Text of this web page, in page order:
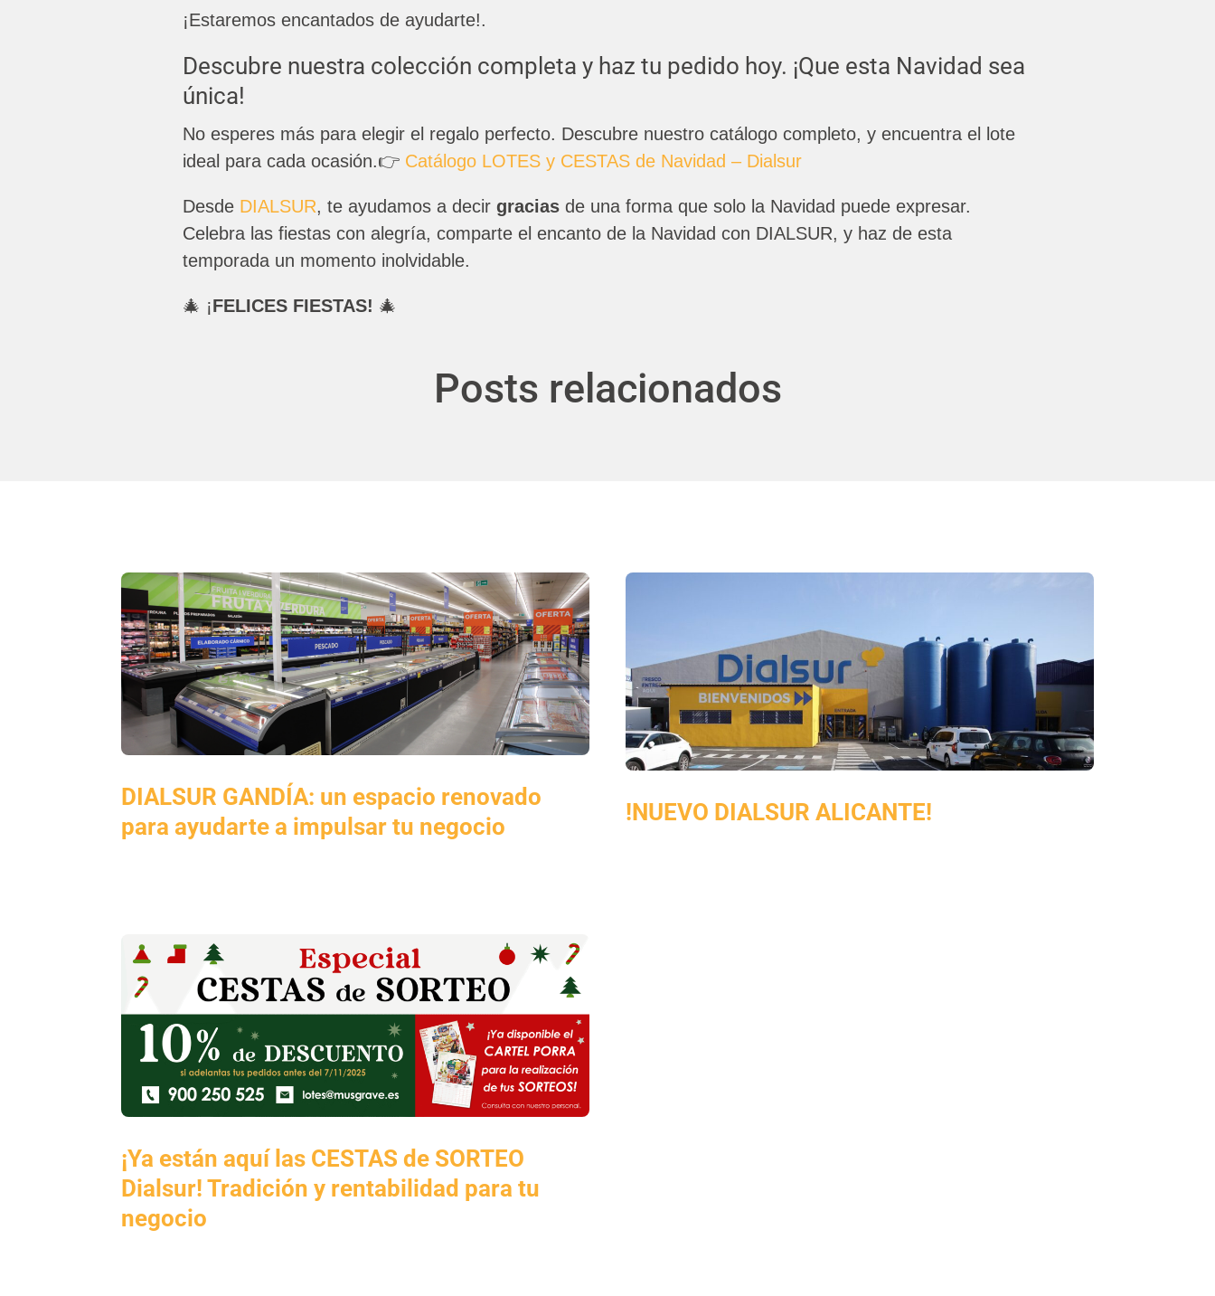
¡Estaremos encantados de ayudarte!.
Descubre nuestra colección completa y haz tu pedido hoy. ¡Que esta Navidad sea
única!
No esperes más para elegir el regalo perfecto. Descubre nuestro catálogo completo, y encuentra el lote
ideal para cada ocasión.👉 Catálogo LOTES y CESTAS de Navidad – Dialsur
Desde DIALSUR, te ayudamos a decir graciasde una forma que solo la Navidad puede expresar.
Celebra las fiestas con alegría, comparte el encanto de la Navidad con DIALSUR, y haz de esta
temporada un momento inolvidable.
🎄 ¡FELICES FIESTAS! 🎄
Posts relacionados
DIALSUR GANDÍA: un espacio renovado
para ayudarte a impulsar tu negocio
!NUEVO DIALSUR ALICANTE!
¡Ya están aquí las CESTAS de SORTEO
Dialsur! Tradición y rentabilidad para tu
negocio